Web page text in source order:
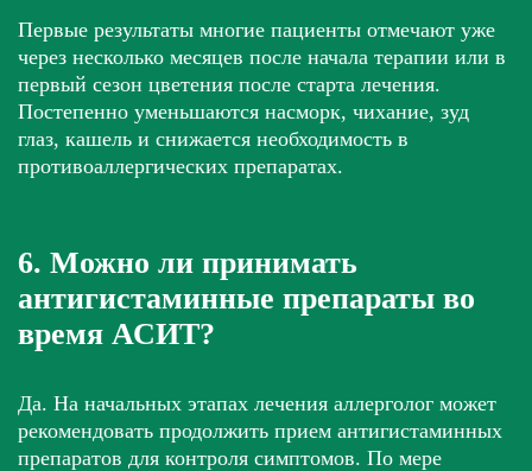
Первые результаты многие пациенты отмечают уже
через несколько месяцев после начала терапии или в
первый сезон цветения после старта лечения.
Постепенно уменьшаются насморк, чихание, зуд
глаз, кашель и снижается необходимость в
противоаллергических препаратах.
6. Можно ли принимать
антигистаминные препараты во
время АСИТ?
Да. На начальных этапах лечения аллерголог может
рекомендовать продолжить прием антигистаминных
препаратов для контроля симптомов. По мере